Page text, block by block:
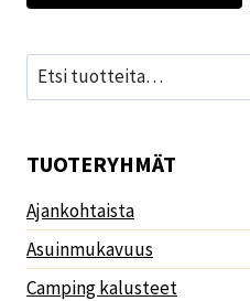
Etsi:
TUOTERYHMÄT
Ajankohtaista
Asuinmukavuus
Camping kalusteet